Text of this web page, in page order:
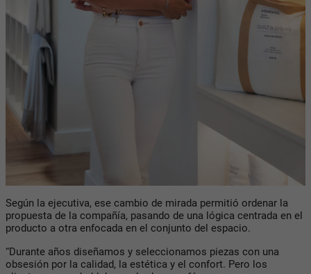
Según la ejecutiva, ese cambio de mirada permitió ordenar la
propuesta de la compañía, pasando de una lógica centrada en el
producto a otra enfocada en el conjunto del espacio.
“Durante años diseñamos y seleccionamos piezas con una
obsesión por la calidad, la estética y el confort. Pero los